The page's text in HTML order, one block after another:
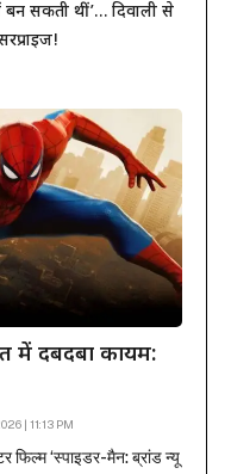
सकती थीं’… दिवाली से
में दबदबा कायम:
| 11:13 PM
फिल्म ‘स्पाइडर-मैन: ब्रांड न्यू